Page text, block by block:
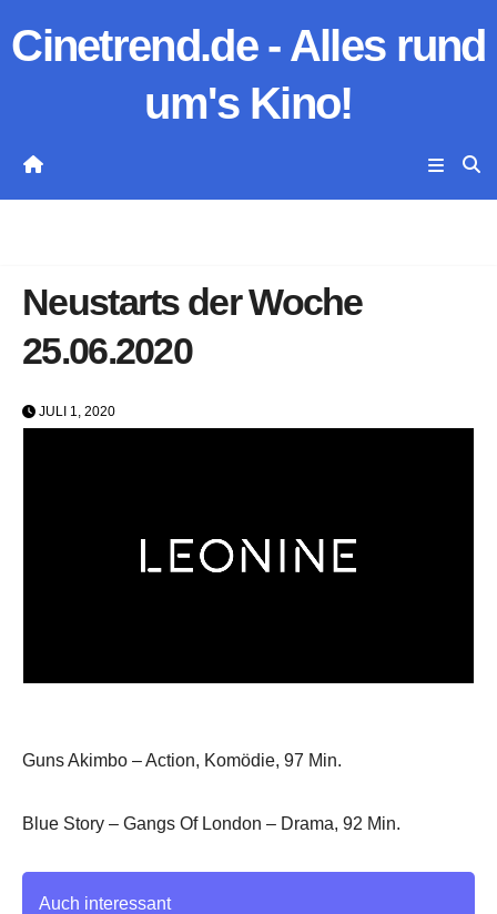
Inhalt
Cinetrend.de - Alles rund
um's Kino!
Neustarts der Woche
25.06.2020
JULI 1, 2020
Guns Akimbo – Action, Komödie, 97 Min.
Blue Story – Gangs Of London – Drama, 92 Min.
Auch interessant